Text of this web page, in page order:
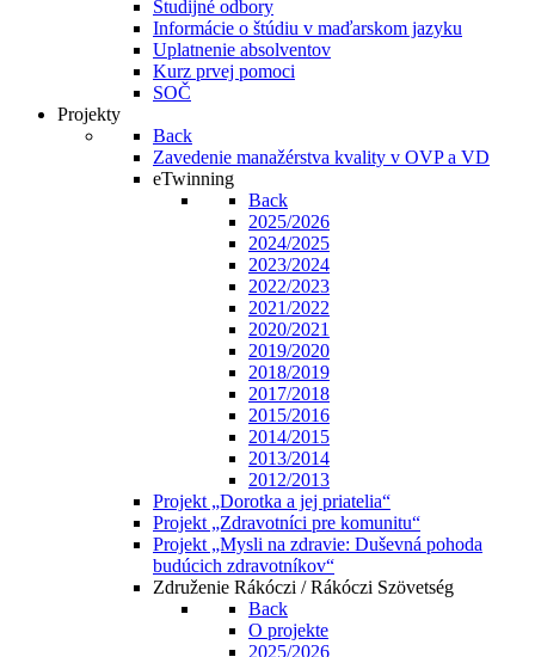
Študijné odbory
Informácie o štúdiu v maďarskom jazyku
Uplatnenie absolventov
Kurz prvej pomoci
SOČ
Projekty
Back
Zavedenie manažérstva kvality v OVP a VD
eTwinning
Back
2025/2026
2024/2025
2023/2024
2022/2023
2021/2022
2020/2021
2019/2020
2018/2019
2017/2018
2015/2016
2014/2015
2013/2014
2012/2013
Projekt „Dorotka a jej priatelia“
Projekt „Zdravotníci pre komunitu“
Projekt „Mysli na zdravie: Duševná pohoda
budúcich zdravotníkov“
Združenie Rákóczi / Rákóczi Szövetség
Back
O projekte
2025/2026